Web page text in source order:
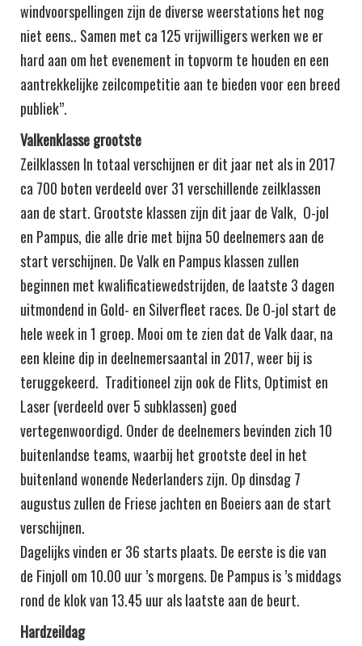
windvoorspellingen zijn de diverse weerstations het nog
niet eens.. Samen met ca 125 vrijwilligers werken we er
hard aan om het evenement in topvorm te houden en een
aantrekkelijke zeilcompetitie aan te bieden voor een breed
publiek”.
Valkenklasse grootste
Zeilklassen In totaal verschijnen er dit jaar net als in 2017
ca 700 boten verdeeld over 31 verschillende zeilklassen
aan de start. Grootste klassen zijn dit jaar de Valk, O-jol
en Pampus, die alle drie met bijna 50 deelnemers aan de
start verschijnen. De Valk en Pampus klassen zullen
beginnen met kwalificatiewedstrijden, de laatste 3 dagen
uitmondend in Gold- en Silverfleet races. De O-jol start de
hele week in 1 groep. Mooi om te zien dat de Valk daar, na
een kleine dip in deelnemersaantal in 2017, weer bij is
teruggekeerd. Traditioneel zijn ook de Flits, Optimist en
Laser (verdeeld over 5 subklassen) goed
vertegenwoordigd. Onder de deelnemers bevinden zich 10
buitenlandse teams, waarbij het grootste deel in het
buitenland wonende Nederlanders zijn. Op dinsdag 7
augustus zullen de Friese jachten en Boeiers aan de start
verschijnen.
Dagelijks vinden er 36 starts plaats. De eerste is die van
de Finjoll om 10.00 uur ’s morgens. De Pampus is ’s middags
rond de klok van 13.45 uur als laatste aan de beurt.
Hardzeildag